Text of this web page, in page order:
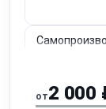
Не работают
от2 000